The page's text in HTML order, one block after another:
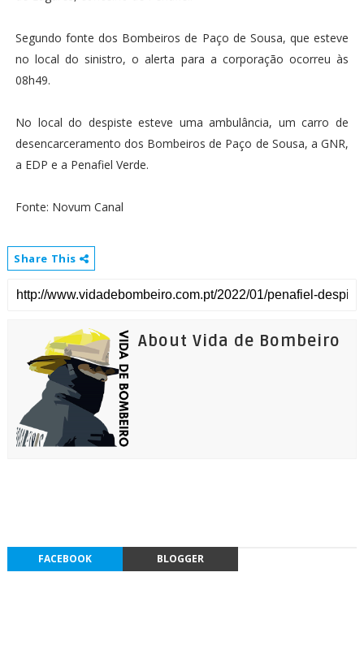
Segundo fonte dos Bombeiros de Paço de Sousa, que esteve
no local do sinistro, o alerta para a corporação ocorreu às
08h49.
No local do despiste esteve uma ambulância, um carro de
desencarceramento dos Bombeiros de Paço de Sousa, a GNR,
a EDP e a Penafiel Verde.
Fonte: Novum Canal
Share This
About Vida de Bombeiro
FACEBOOK BLOGGER